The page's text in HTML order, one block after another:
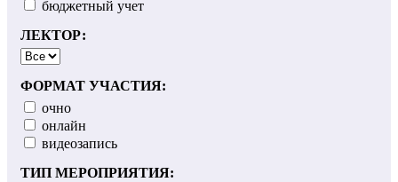
бюджетный учет
ЛЕКТОР:
ФОРМАТ УЧАСТИЯ:
очно
онлайн
видеозапись
ТИП МЕРОПРИЯТИЯ: